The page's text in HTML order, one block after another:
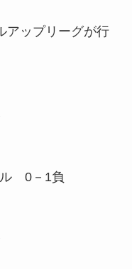
アップリーグが行
0－1負